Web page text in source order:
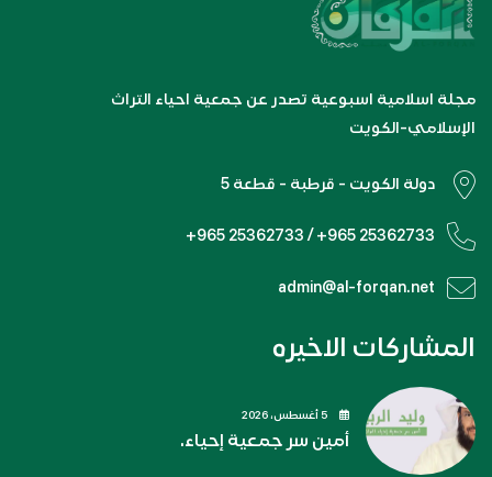
مجلة اسلامية اسبوعية تصدر عن جمعية احياء التراث
الإسلامي-الكويت
دولة الكويت - قرطبة - قطعة 5
+965 25362733 / +965 25362733
admin@al-forqan.net
المشاركات الاخيره
أمين سر جمعية إحياء.